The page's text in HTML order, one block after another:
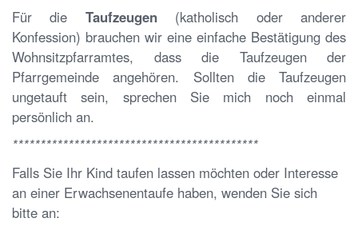
Für die Taufzeugen (katholisch oder anderer
Konfession) brauchen wir eine einfache Bestätigung des
Wohnsitzpfarramtes, dass die Taufzeugen der
Pfarrgemeinde angehören. Sollten die Taufzeugen
ungetauft sein, sprechen Sie mich noch einmal
persönlich an.
********************************************
Falls Sie Ihr Kind taufen lassen möchten oder Interesse
an einer Erwachsenentaufe haben, wenden Sie sich
bitte an: